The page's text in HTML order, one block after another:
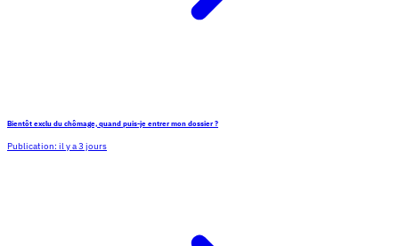
Bientôt exclu du chômage, quand puis-je entrer mon dossier ?
Publication: il y a 3 jours